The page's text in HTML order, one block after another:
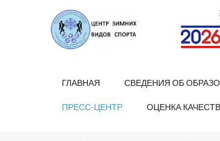
ГЛАВНАЯ СВЕДЕНИЯ ОБ
ПРЕСС-ЦЕНТР ОЦЕНКА